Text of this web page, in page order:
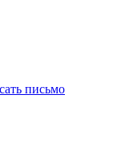
письмо